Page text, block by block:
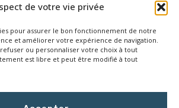
de votre vie privée
pour assurer le bon fonctionnement de notre
et améliorer votre expérience de navigation.
ou personnaliser votre choix à tout
est libre et peut être modifié à tout
SALENGRO,
41100 SAINT-OUEN